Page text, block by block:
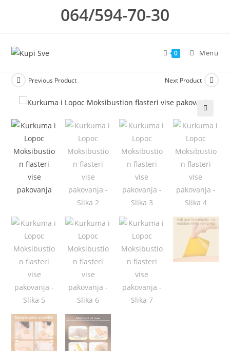
064/594-70-30
0 Menu
Previous Product Next Product
🔍